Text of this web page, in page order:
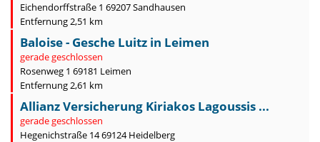
Eichendorffstraße 1 69207 Sandhausen
Entfernung 2,51 km
Baloise - Gesche Luitz in Leimen
gerade geschlossen
Rosenweg 1 69181 Leimen
Entfernung 2,61 km
Allianz Versicherung Kiriakos Lagoussis ...
gerade geschlossen
Hegenichstraße 14 69124 Heidelberg